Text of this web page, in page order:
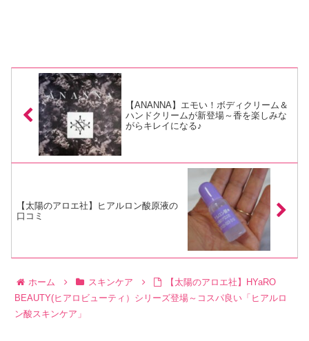
【ANANNA】エモい！ボディクリーム＆
ハンドクリームが新登場～香を楽しみな
がらキレイになる♪
【太陽のアロエ社】ヒアルロン酸原液の
口コミ
ホーム スキンケア
【太陽のアロエ社】HYaRO
BEAUTY(ヒアロビューティ）シリーズ登場～コスパ良い「ヒアルロ
ン酸スキンケア」